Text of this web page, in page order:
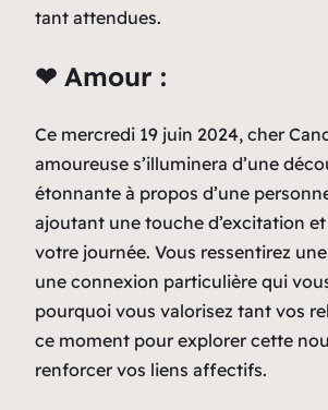
tant attendues.
❤ Amour :
Ce mercredi 19 juin 2024, cher
amoureuse s’illuminera d’une
étonnante à propos d’une
ajoutant une touche d’excitation
votre journée. Vous ressentirez
une connexion particulière qui
pourquoi vous valorisez tant vos
ce moment pour explorer cette
renforcer vos liens affectifs.